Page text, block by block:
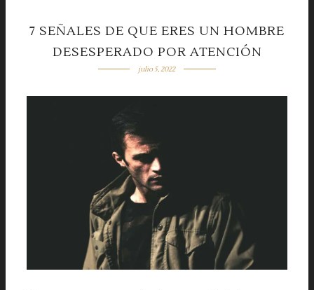
7 SEÑALES DE QUE ERES UN HOMBRE
DESESPERADO POR ATENCIÓN
julio 5, 2022